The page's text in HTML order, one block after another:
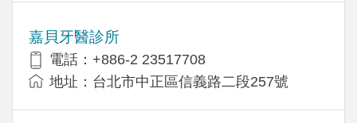
嘉貝牙醫診所
電話：+886-2 23517708
地址：台北市中正區信義路二段257號